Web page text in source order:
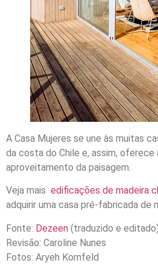
A Casa Mujeres se une às muitas
da costa do Chile e, assim, oferece
aproveitamento da paisagem.
Veja mais edificações de madeira
adquirir uma casa pré-fabricada de
Fonte: Dezeen (traduzido e editado)
Revisão: Caroline Nunes
Fotos: Aryeh Kornfeld